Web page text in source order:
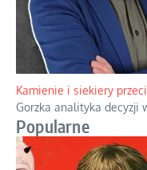
Kamienie i siekiery
Gorzka analityka decyzji
Popularne